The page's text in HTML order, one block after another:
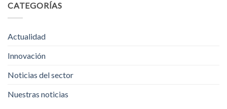
CATEGORÍAS
Actualidad
Innovación
Noticias del sector
Nuestras noticias